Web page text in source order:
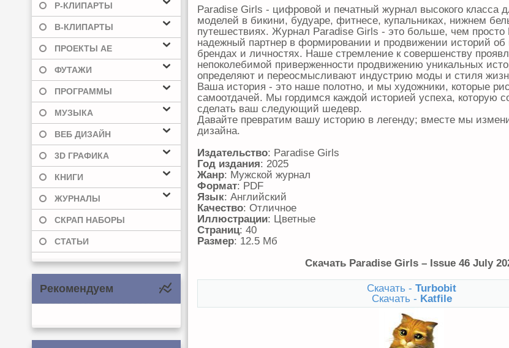
Р-КЛИПАРТЫ
В-КЛИПАРТЫ
ПРОЕКТЫ AE
ФУТАЖИ
ПРОГРАММЫ
МУЗЫКА
ВЕБ ДИЗАЙН
3D ГРАФИКА
КНИГИ
ЖУРНАЛЫ
СКРАП НАБОРЫ
СТАТЬИ
Рекомендуем
Paradise Girls - цифровой и печатный журнал высокого класса
моделей в бикини, будуаре, фитнесе, купальниках, нижнем
путешествиях. Журнал Paradise Girls - это больше, чем просто
надежный партнер в формировании и продвижении историй об
брендах и личностях. Наше стремление к совершенству
непоколебимой приверженности продвижению уникальных
определяют и переосмысливают индустрию моды и стиля
Ваша история - это наше полотно, и мы художники, которые
самоотдачей. Мы гордимся каждой историей успеха, которую
сделать ваш следующий шедевр.
Давайте превратим вашу историю в легенду; вместе мы
дизайна.
Издательство: Paradise Girls
Год издания: 2025
Жанр: Мужской журнал
Формат: PDF
Язык: Английский
Качество: Отличное
Иллюстрации: Цветные
Страниц: 40
Размер: 12.5 Мб
Скачать Paradise Girls – Issue 46 July
Скачать - Turbobit
Скачать - Katfile